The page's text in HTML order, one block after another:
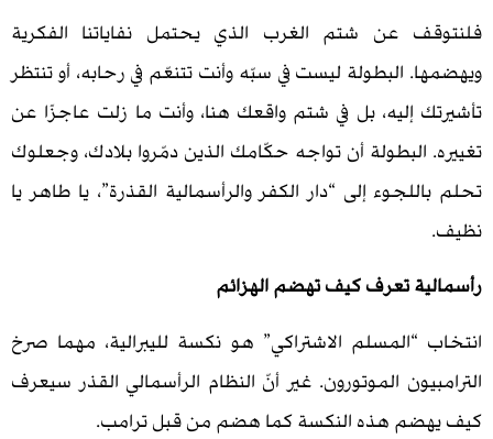
عن شتم الغرب الذي يحتمل نفاياتنا الفكرية
البطولة ليست في سبّه وأنت تتنعّم في رحابه، أو تنتظر
إليه، بل في شتم واقعك هنا، وأنت ما زلت عاجزًا عن
أن تواجه حكّامك الذين دمّروا بلادك، وجعلوك
إلى “دار الكفر والرأسمالية القذرة”، يا طاهر يا
تعرف كيف تهضم الهزائم
الاشتراكي” هو نكسة لليبرالية، مهما صرخ
الموتورون. غير أنّ النظام الرأسمالي القذر سيعرف
هذه النكسة كما هضم من قبل ترامب.